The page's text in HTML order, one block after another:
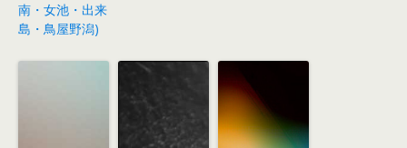
南・女池・出来
島・鳥屋野潟)